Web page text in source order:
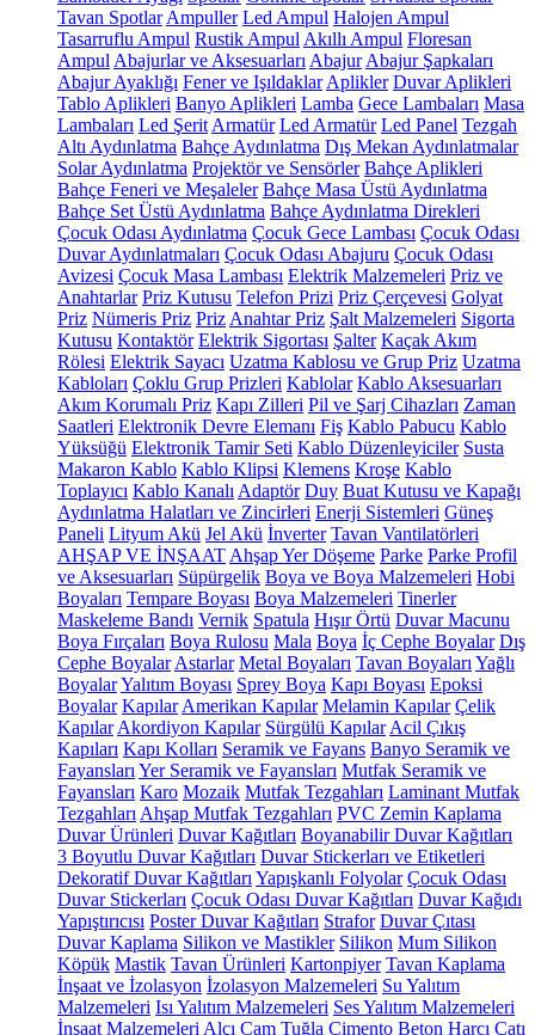
Tavan Spotlar Ampuller Led Ampul Halojen Ampul
Tasarruflu Ampul Rustik Ampul Akıllı Ampul Floresan
Ampul Abajurlar ve Aksesuarları Abajur Abajur Şapkaları
Abajur Ayaklığı Fener ve Işıldaklar Aplikler Duvar Aplikleri
Tablo Aplikleri Banyo Aplikleri Lamba Gece Lambaları Masa
Lambaları Led Şerit Armatür Led Armatür Led Panel Tezgah
Altı Aydınlatma Bahçe Aydınlatma Dış Mekan Aydınlatmalar
Solar Aydınlatma Projektör ve Sensörler Bahçe Aplikleri
Bahçe Feneri ve Meşaleler Bahçe Masa Üstü Aydınlatma
Bahçe Set Üstü Aydınlatma Bahçe Aydınlatma Direkleri
Çocuk Odası Aydınlatma Çocuk Gece Lambası Çocuk Odası
Duvar Aydınlatmaları Çocuk Odası Abajuru Çocuk Odası
Avizesi Çocuk Masa Lambası Elektrik Malzemeleri Priz ve
Anahtarlar Priz Kutusu Telefon Prizi Priz Çerçevesi Golyat
Priz Nümeris Priz Priz Anahtar Priz Şalt Malzemeleri Sigorta
Kutusu Kontaktör Elektrik Sigortası Şalter Kaçak Akım
Rölesi Elektrik Sayacı Uzatma Kablosu ve Grup Priz Uzatma
Kabloları Çoklu Grup Prizleri Kablolar Kablo Aksesuarları
Akım Korumalı Priz Kapı Zilleri Pil ve Şarj Cihazları Zaman
Saatleri Elektronik Devre Elemanı Fiş Kablo Pabucu Kablo
Yüksüğü Elektronik Tamir Seti Kablo Düzenleyiciler Susta
Makaron Kablo Kablo Klipsi Klemens Kroşe Kablo
Toplayıcı Kablo Kanalı Adaptör Duy Buat Kutusu ve Kapağı
Aydınlatma Halatları ve Zincirleri Enerji Sistemleri Güneş
Paneli Lityum Akü Jel Akü İnverter Tavan Vantilatörleri
AHŞAP VE İNŞAAT Ahşap Yer Döşeme Parke Parke Profil
ve Aksesuarları Süpürgelik Boya ve Boya Malzemeleri Hobi
Boyaları Tempare Boyası Boya Malzemeleri Tinerler
Maskeleme Bandı Vernik Spatula Hışır Örtü Duvar Macunu
Boya Fırçaları Boya Rulosu Mala Boya İç Cephe Boyalar Dış
Cephe Boyalar Astarlar Metal Boyaları Tavan Boyaları Yağlı
BoyalarYalıtım Boyası Sprey Boya Kapı Boyası Epoksi
Boyalar Kapılar Amerikan Kapılar Melamin Kapılar Çelik
Kapılar Akordiyon Kapılar Sürgülü Kapılar Acil Çıkış
Kapıları Kapı Kolları Seramik ve Fayans Banyo Seramik ve
Fayansları Yer Seramik ve Fayansları Mutfak Seramik ve
Fayansları Karo Mozaik Mutfak Tezgahları Laminant Mutfak
Tezgahları Ahşap Mutfak Tezgahları PVC Zemin Kaplama
Duvar Ürünleri Duvar Kağıtları Boyanabilir Duvar Kağıtları
3 Boyutlu Duvar Kağıtları Duvar Stickerları ve Etiketleri
Dekoratif Duvar Kağıtları Yapışkanlı Folyolar Çocuk Odası
Duvar Stickerları Çocuk Odası Duvar Kağıtları Duvar Kağıdı
Yapıştırıcısı Poster Duvar Kağıtları Strafor Duvar Çıtası
Duvar Kaplama Silikon ve Mastikler Silikon Mum Silikon
Köpük Mastik Tavan Ürünleri Kartonpiyer Tavan Kaplama
İnşaat ve İzolasyon İzolasyon Malzemeleri Su Yalıtım
Malzemeleri Isı Yalıtım Malzemeleri Ses Yalıtım Malzemeleri
İnşaat Malzemeleri Alçı Cam Tuğla Çimento Beton Harcı Çatı